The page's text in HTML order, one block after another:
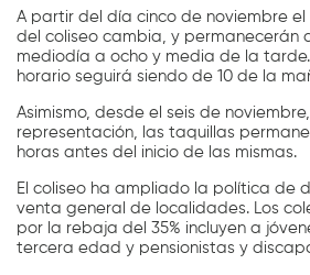
A partir del día cinco de noviembre
del coliseo cambia, y permanecerán
mediodía a ocho y media de la
horario seguirá siendo de 10 de la
Asimismo, desde el seis de
representación, las taquillas
horas antes del inicio de las mismas.
El coliseo ha ampliado la política de
venta general de localidades. Los
por la rebaja del 35% incluyen a
tercera edad y pensionistas y